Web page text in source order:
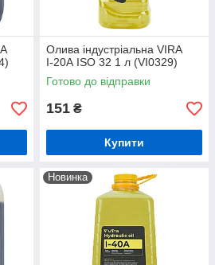
Олива індустріальна VIRA
І-20А ISO 32 1 л (VI0329)
Готово до відправки
151 ₴
Купити
Новинка